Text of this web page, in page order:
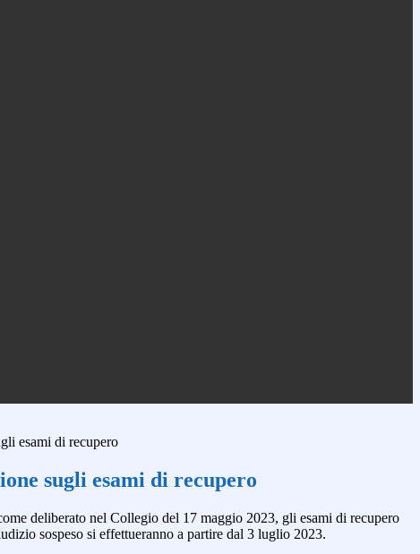
esami di recupero
sugli esami di recupero
deliberato nel Collegio del 17 maggio 2023, gli esami di recupero
sospeso si effettueranno a partire dal 3 luglio 2023.